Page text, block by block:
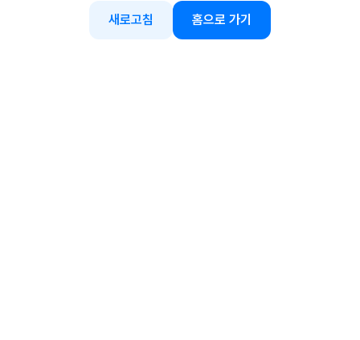
새로고침 홈으로 가기